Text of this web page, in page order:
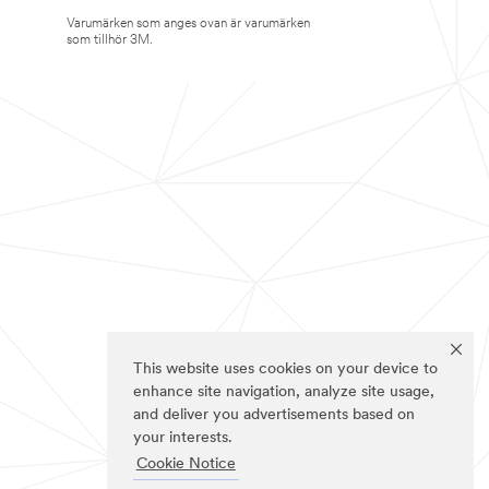
This website uses cookies on your device to
enhance site navigation, analyze site usage,
and deliver you advertisements based on
your interests.
Cookie Notice
Varumärken som anges ovan är varumärken
som tillhör 3M.